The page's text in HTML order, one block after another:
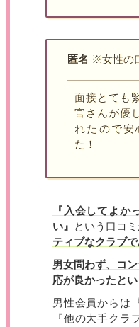
匿名 ※女性の
面接とても
官さんが優
れたので安
た！
『入会してよか
い』
という口コ
ティブなクラブ
男女問わず、コ
応が良かったと
男性会員からは
『他の大手クラ